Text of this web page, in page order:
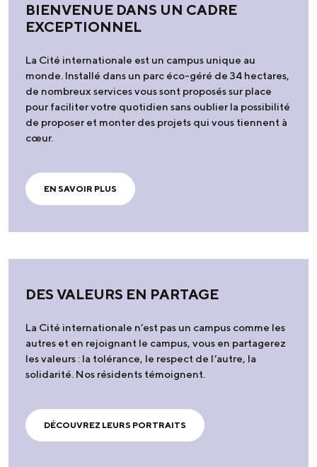
BIENVENUE DANS UN CADRE
EXCEPTIONNEL
La Cité internationale est un campus unique au
monde. Installé dans un parc éco-géré de 34 hectares,
de nombreux services vous sont proposés sur place
pour faciliter votre quotidien sans oublier la possibilité
de proposer et monter des projets qui vous tiennent à
cœur.
EN SAVOIR PLUS
DES VALEURS EN PARTAGE
La Cité internationale n’est pas un campus comme les
autres et en rejoignant le campus, vous en partagerez
les valeurs : la tolérance, le respect de l’autre, la
solidarité. Nos résidents témoignent.
DÉCOUVREZ LEURS PORTRAITS